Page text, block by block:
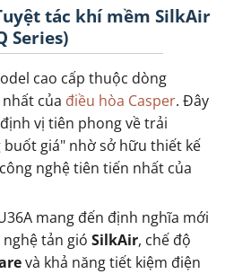
tác khí mềm SilkAir
Series)
cao cấp thuộc dòng
của điều hòa Casper. Đây
vị tiên phong về trải
giá" nhờ sở hữu thiết kế
nghệ tiên tiến nhất của
mang đến định nghĩa mới
tản gió SilkAir, chế độ
và khả năng tiết kiệm điện